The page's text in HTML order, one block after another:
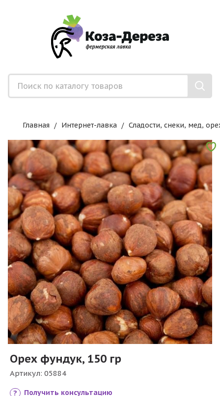
Главная Интернет-лавка Сладости, снеки, мед,
Орех фундук, 150 гр
Артикул: 05884
Получить консультацию